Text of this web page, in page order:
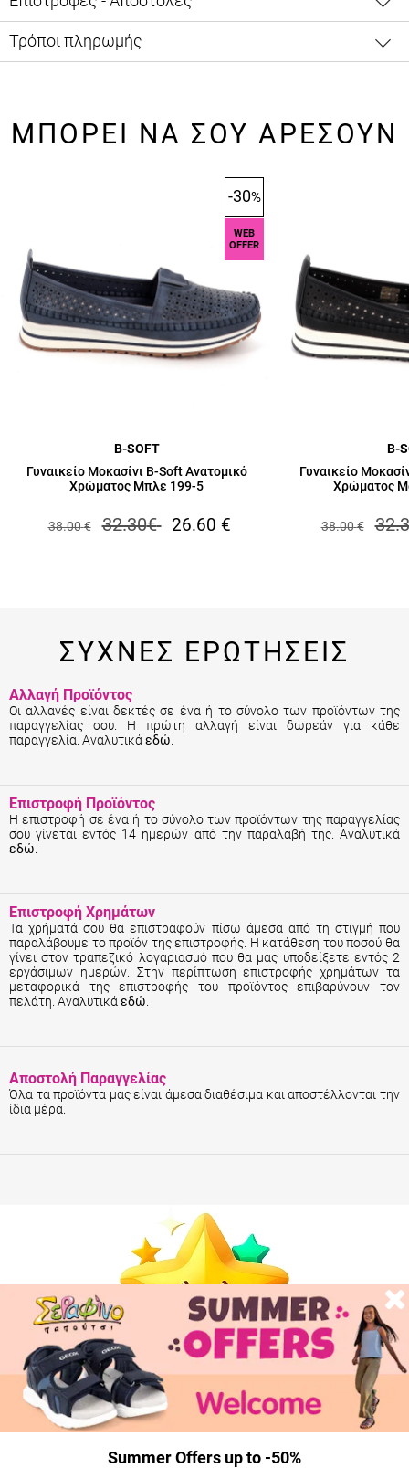
Τρόποι πληρωμής
ΜΠΟΡΕΙ ΝΑ ΣΟΥ ΑΡΕΣΟΥΝ
-30%
WEB
OFFER
B-SOFT
Γυναικείο Μοκασίνι B-Soft Ανατομικό
Χρώματος Μπλε 199-5
38.00€ 32.30€ 26.60 €
B-
Γυναικείο
Χρώματος
38.00€
ΣΥΧΝΕΣ ΕΡΩΤΗΣΕΙΣ
Αλλαγή Προϊόντος
Οι αλλαγές είναι δεκτές σε ένα ή το σύνολο των προϊόντων της
παραγγελίας σου. Η πρώτη αλλαγή είναι δωρεάν για κάθε
παραγγελία. Αναλυτικά εδώ
Επιστροφή Προϊόντος
Η επιστροφή σε ένα ή το σύνολο των προϊόντων της παραγγελίας
σου γίνεται εντός 14 ημερών από την παραλαβή της. Αναλυτικά
εδώ
Επιστροφή Χρημάτων
Τα χρήματά σου θα επιστραφούν πίσω άμεσα από τη στιγμή που
παραλάβουμε το προϊόν της επιστροφής. Η κατάθεση του ποσού θα
γίνει στον τραπεζικό λογαριασμό που θα μας υποδείξετε εντός 2
εργάσιμων ημερών. Στην περίπτωση επιστροφής χρημάτων τα
μεταφορικά της επιστροφής του προϊόντος επιβαρύνουν τον
πελάτη. Αναλυτικά εδώ
Αποστολή Παραγγελίας
Όλα τα προϊόντα μας είναι άμεσα διαθέσιμα και αποστέλλονται την
ίδια μέρα.
Summer Offers up to -50%